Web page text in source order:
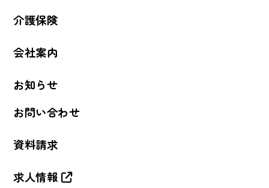
介護保険
会社案内
お知らせ
お問い合わせ
資料請求
求人情報